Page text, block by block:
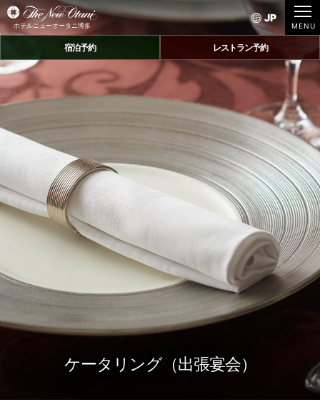
ホテルニューオータニ博多
JP
宿泊予約 レストラン予約
ケータリング（出張宴会）